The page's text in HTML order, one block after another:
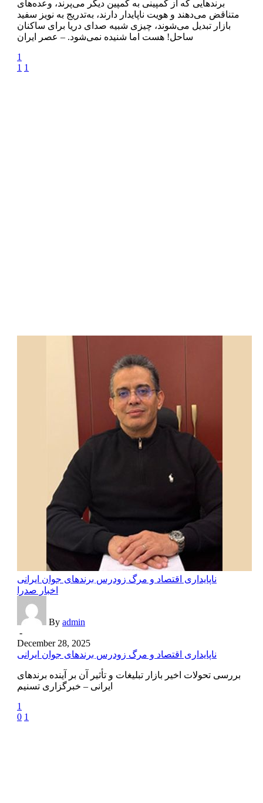
برندهایی که از کمپینی به کمپین دیگر می‌پرند، وعده‌های
متناقض می‌دهند و هویت ناپایدار دارند، به‌تدریج به نویز سفید
بازار تبدیل می‌شوند، چیزی شبیه صدای دریا برای ساکنان
ساحل! هست اما شنیده نمی‌شود. – عصر ایران
1
1 1
ناپایداری اقتصاد و مرگ زودرس برندهای جوان ایرانی
اخبار صدرا
By admin
-
December 28, 2025
ناپایداری اقتصاد و مرگ زودرس برندهای جوان ایرانی
بررسی تحولات اخیر بازار تبلیغات و تأثیر آن بر آینده برندهای
ایرانی – خبرگزاری تسنیم
1
0 1